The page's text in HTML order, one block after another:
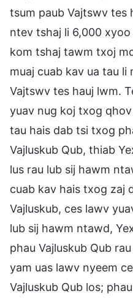
tsum paub Vajtswv tes
ntev tshaj li 6,000
kom tshaj tawm txoj
muaj cuab kav ua tau
Vajtswv tes hauj lwm.
yuav nug koj txog
tau hais dab tsi txog
Vajluskub Qub, thiab
lus rau lub sij hawm
cuab kav hais txog zaj
Vajluskub, ces lawv
lub sij hawm ntawd,
phau Vajluskub Qub
yam uas lawv nyeem
Vajluskub Qub los;